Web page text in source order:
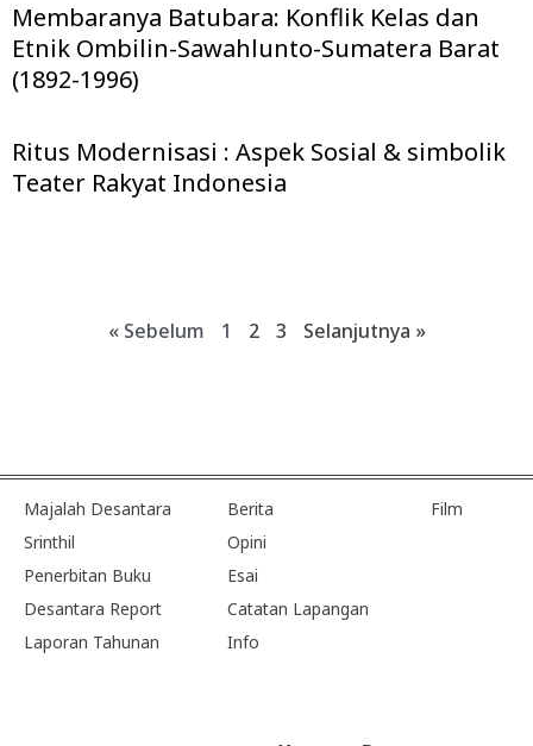
Membaranya Batubara: Konflik Kelas dan
Etnik Ombilin-Sawahlunto-Sumatera Barat
(1892-1996)
Ritus Modernisasi : Aspek Sosial & simbolik
Teater Rakyat Indonesia
« Sebelum 1 2 3 Selanjutnya »
Majalah Desantara
Srinthil
Penerbitan Buku
Desantara Report
Laporan Tahunan
Berita
Opini
Esai
Catatan Lapangan
Info
Film